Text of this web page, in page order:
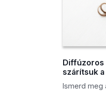
Diffúzoros
szárítsuk
Ismerd meg